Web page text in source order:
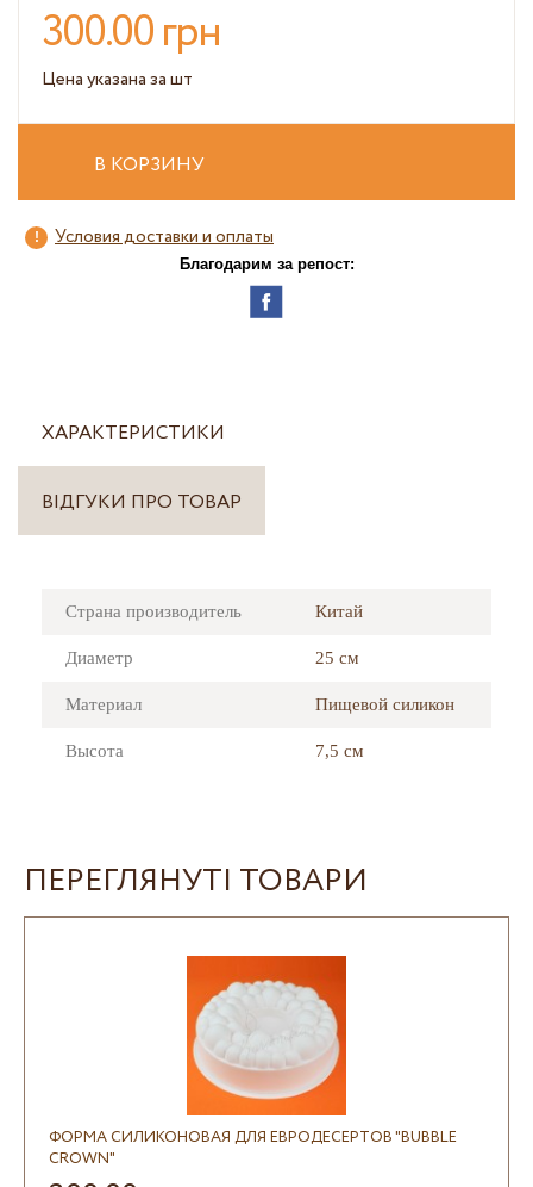
300.00 грн
Цена указана за шт
В КОРЗИНУ
Условия доставки и оплаты
Благодарим за репост:
ХАРАКТЕРИСТИКИ
ВІДГУКИ ПРО ТОВАР
Страна производитель Китай
Диаметр 25 cм
Материал Пищевой силикон
Высота 7,5 см
ПЕРЕГЛЯНУТІ ТОВАРИ
ФОРМА СИЛИКОНОВАЯ ДЛЯ ЕВРОДЕСЕРТОВ "BUBBLE
CROWN"